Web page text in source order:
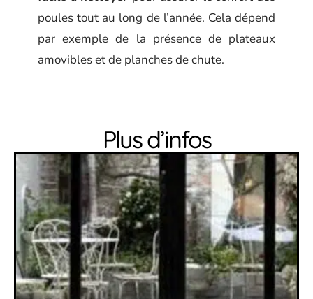
poules tout au long de l’année. Cela dépend
par exemple de la présence de plateaux
amovibles et de planches de chute.
Plus d’infos